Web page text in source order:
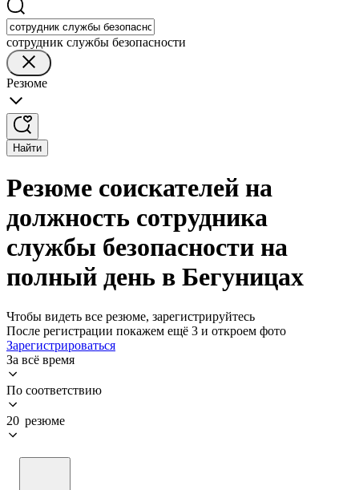
сотрудник службы безопасности
Резюме
Найти
Резюме соискателей на
должность сотрудника
службы безопасности на
полный день в Бегуницах
Чтобы видеть все резюме, зарегистрируйтесь
После регистрации покажем ещё 3 и откроем фото
Зарегистрироваться
За всё время
По соответствию
20 резюме